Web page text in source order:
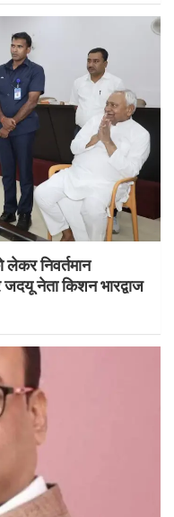
लेकर निवर्तमान
नेता किशन भारद्वाज